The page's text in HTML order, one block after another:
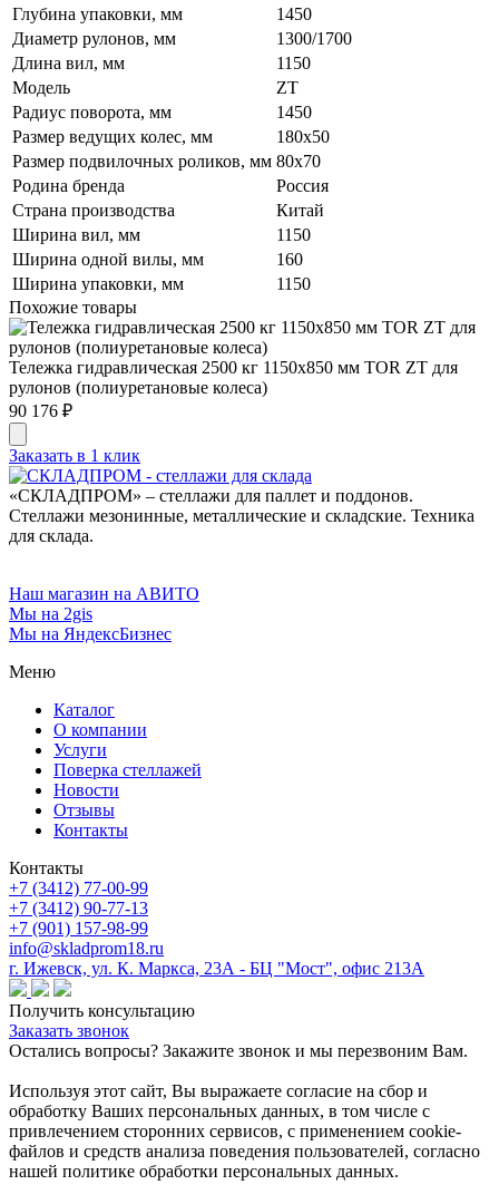
Глубина упаковки, мм
1450
Диаметр рулонов, мм
1300/1700
Длина вил, мм
1150
Модель
ZT
Радиус поворота, мм
1450
Размер ведущих колес, мм
180х50
Размер подвилочных роликов, мм 80х70
Родина бренда
Россия
Страна производства
Китай
Ширина вил, мм
1150
Ширина одной вилы, мм
160
Ширина упаковки, мм
1150
Похожие товары
Тележка гидравлическая 2500 кг 1150х850 мм TOR ZT для
рулонов (полиуретановые колеса)
90 176 ₽
Заказать в 1 клик
«СКЛАДПРОМ» – стеллажи для паллет и поддонов.
Стеллажи мезонинные, металлические и складские. Техника
для склада.
Наш магазин на АВИТО
Мы на 2gis
Мы на ЯндексБизнес
Меню
Каталог
О компании
Услуги
Поверка cтеллажей
Новости
Отзывы
Контакты
Контакты
+7 (3412) 77-00-99
+7 (3412) 90-77-13
+7 (901) 157-98-99
info@skladprom18.ru
г. Ижевск, ул. К. Маркса, 23А - БЦ "Мост", офис 213А
Получить консультацию
Заказать звонок
Остались вопросы? Закажите звонок и мы перезвоним Вам.
Используя этот сайт, Вы выражаете согласие на сбор и
обработку Ваших персональных данных, в том числе с
привлечением сторонних сервисов, с применением cookie-
файлов и средств анализа поведения пользователей, согласно
нашей политике обработки персональных данных.